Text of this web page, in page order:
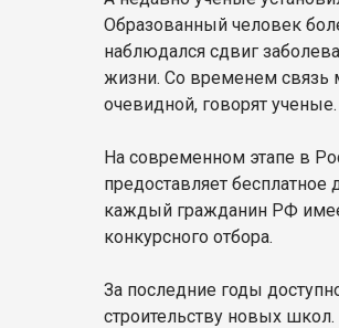
Образованный человек
наблюдался сдвиг
жизни. Со временем связь
очевидной, говорят ученые.
На современном этапе в
предоставляет
каждый гражданин РФ
конкурсного отбора.
За последние годы
строительству новых